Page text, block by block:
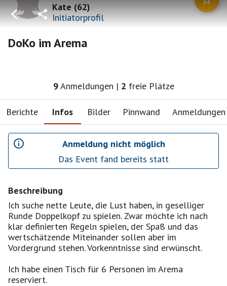
Kate(62)
Initiatorprofil
DoKo im Arema
9Anmeldungen | 2 freie Plätze
Berichte Infos Bilder Pinnwand Anmeldungen
Anmeldung nicht möglich
Das Event fand bereits statt
Beschreibung
Ich suche nette Leute, die Lust haben, in geselliger
Runde Doppelkopf zu spielen. Zwar möchte ich nach
klar definierten Regeln spielen, der Spaß und das
wertschätzende Miteinander sollen aber im
Vordergrund stehen. Vorkenntnisse sind erwünscht.
Ich habe einen Tisch für 6 Personen im Arema
reserviert.